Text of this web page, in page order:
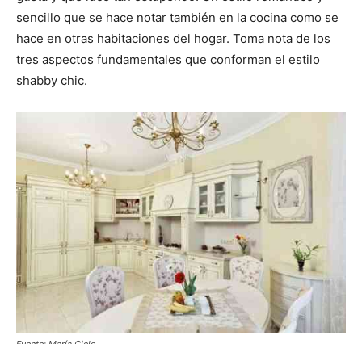
r
e
n
r
)
r
e
n
r
e
n
t r
e
n
r
e
n
sencillo que se hace notar también en la cocina como se
hace en otras habitaciones del hogar. Toma nota de los
tres aspectos fundamentales que conforman el estilo
shabby chic.